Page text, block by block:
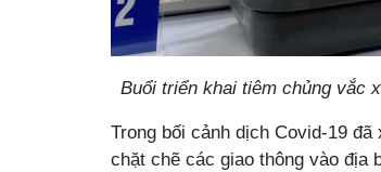
Buổi triển khai tiêm chủng vắc
Trong bối cảnh dịch Covid-19
chặt chẽ các giao thông vào địa